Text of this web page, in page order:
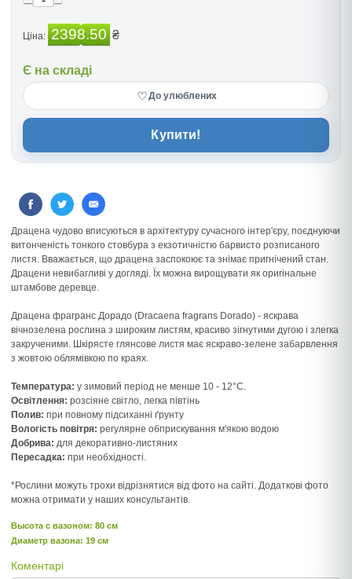
Ціна: 2398.50 ₴
Є на складі
♡До улюблених
Купити!
Драцена чудово вписуються в архітектуру сучасного інтер'єру, поєднуючи
витонченість тонкого стовбура з екзотичністю барвисто розписаного
листя. Вважається, що драцена заспокоює та знімає пригнічений стан.
Драцени невибагливі у догляді. Їх можна вирощувати як оригінальне
штамбове деревце.
Драцена фрагранс Дорадо (Dracaena fragrans Dorado) - яскрава
вічнозелена рослина з широким листям, красиво зігнутими дугою і злегка
закрученими. Шкірясте глянсове листя має яскраво-зелене забарвлення
з жовтою облямівкою по краях.
Температура: у зимовий період не менше 10 - 12°C.
Освітлення: розсіяне світло, легка півтінь
Полив: при повному підсиханні ґрунту
Вологість повітря: регулярне обприскування м'якою водою
Добрива: для декоративно-листяних
Пересадка: при необхідності.
*Рослини можуть трохи відрізнятися від фото на сайті. Додаткові фото
можна отримати у наших консультантів.
Высота c вазоном: 80 см
Диаметр вазона: 19 см
Коментарі